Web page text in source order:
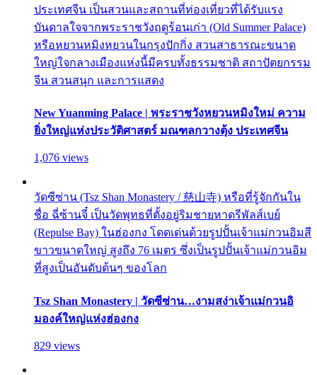
ประเทศจีน เป็นสวนและสถานที่ท่องเที่ยวที่ได้รับแรง
บันดาลใจจากพระราชวังฤดูร้อนเก่า (Old Summer Palace)
หรือหยวนหมิงหยวนในกรุงปักกิ่ง สวนสาธารณะขนาด
ใหญ่ใจกลางเมืองแห่งนี้มีครบทั้งธรรมชาติ สถาปัตยกรรม
จีน สวนสนุก และการแสดง
New Yuanming Palace | พระราชวังหยวนหมิงใหม่ ความ
ยิ่งใหญ่แห่งประวัติศาสตร์ มณฑลกวางตุ้ง ประเทศจีน
1,076 views
วัดซีซ่าน (Tsz Shan Monastery / 慈山寺) หรือที่รู้จักกันใน
ชื่อ ฉี่ซ้านจี๋ เป็นวัดพุทธที่ตั้งอยู่ริมชายหาดรีพัลส์เบย์
(Repulse Bay) ในฮ่องกง โดดเด่นด้วยรูปปั้นเจ้าแม่กวนอิมสี
ขาวขนาดใหญ่ สูงถึง 76 เมตร ซึ่งเป็นรูปปั้นเจ้าแม่กวนอิม
ที่สูงเป็นอันดับต้นๆ ของโลก
Tsz Shan Monastery | วัดซีซ่าน…งามสง่าเจ้าแม่กวนอิ
มองค์ใหญ่แห่งฮ่องกง
829 views